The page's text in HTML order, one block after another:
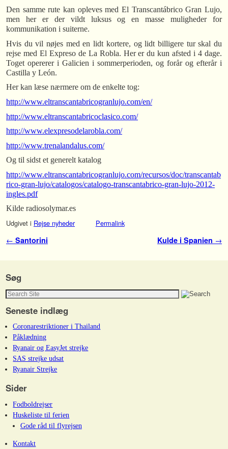
Den samme rute kan opleves med El Transcantábrico Gran Lujo,
men her er der vildt luksus og en masse muligheder for
kommunikation i suiterne.
Hvis du vil nøjes med en lidt kortere, og lidt billigere tur skal du
rejse med El Expreso de La Robla. Her er du kun afsted i 4 dage.
Toget opererer i Galicien i sommerperioden, og forår og efterår i
Castilla y León.
Her kan læse nærmere om de enkelte tog:
http://www.eltranscantabricogranlujo.com/en/
http://www.eltranscantabricoclasico.com/
http://www.elexpresodelarobla.com/
http://www.trenalandalus.com/
Og til sidst et generelt katalog
http://www.eltranscantabricogranlujo.com/recursos/doc/transcantab
rico-gran-lujo/catalogos/catalogo-transcantabrico-gran-lujo-2012-
ingles.pdf
Kilde radiosolymar.es
Udgivet i Rejse nyheder Permalink
Indlæg navigation
← Santorini Kulde i Spanien →
Søg
Seneste indlæg
Coronarestriktioner i Thailand
Påklædning
Ryanair og EasyJet strejke
SAS strejke udsat
Ryanair Strejke
Sider
Fodboldrejser
Huskeliste til ferien
Gode råd til flyrejsen
Kontakt